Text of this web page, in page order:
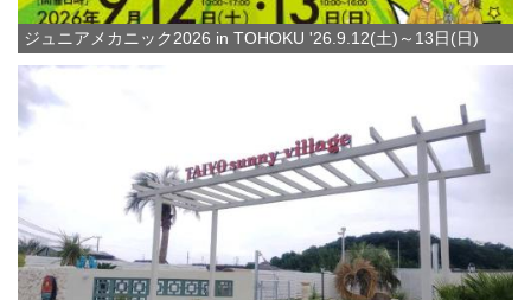
ジュニアメカニック2026 in TOHOKU '26.9.12(土)～13日(日)